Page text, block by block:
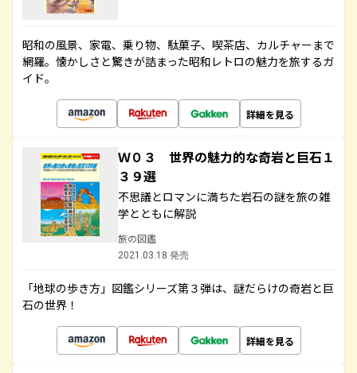
昭和の風景、家電、乗り物、駄菓子、喫茶店、カルチャーまで
網羅。懐かしさと驚きが詰まった昭和レトロの魅力を旅するガ
イド。
詳細を見る
Ｗ０３ 世界の魅力的な奇岩と巨石１
３９選
不思議とロマンに満ちた岩石の謎を旅の雑
学とともに解説
旅の図鑑
2021.03.18 発売
「地球の歩き方」図鑑シリーズ第３弾は、謎だらけの奇岩と巨
石の世界！
詳細を見る